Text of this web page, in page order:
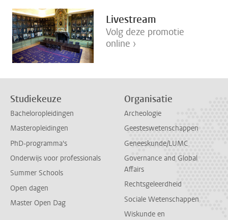
Livestream
Volg deze promotie
online ›
Studiekeuze
Bacheloropleidingen
Masteropleidingen
PhD-programma's
Onderwijs voor professionals
Summer Schools
Open dagen
Master Open Dag
Organisatie
Archeologie
Geesteswetenschappen
Geneeskunde/LUMC
Governance and Global
Affairs
Rechtsgeleerdheid
Sociale Wetenschappen
Wiskunde en